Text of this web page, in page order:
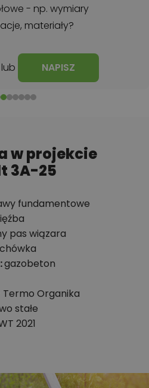
- np. wymiary
materiały?
lub NAPISZ
w projekcie
3A-25
fundamentowe
pas wiązara
gazobeton
Organika
stałe
2021